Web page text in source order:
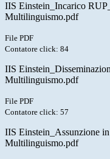
IIS Einstein_Incarico
Multilinguismo.pdf
File PDF
Contatore click: 84
IIS
Multilinguismo.pdf
File PDF
Contatore click: 57
IIS Einstein_Assunzione
Multilinguismo.pdf